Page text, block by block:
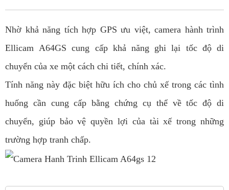
Nhờ khả năng tích hợp GPS ưu việt, camera hành trình
Ellicam A64GS cung cấp khả năng ghi lại tốc độ di
chuyển của xe một cách chi tiết, chính xác.
Tính năng này đặc biệt hữu ích cho chủ xế trong các tình
huống cần cung cấp bằng chứng cụ thể về tốc độ di
chuyển, giúp bảo vệ quyền lợi của tài xế trong những
trường hợp tranh chấp.